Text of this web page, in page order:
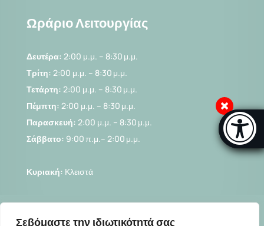
Μπάρα
Σεβόμαστε την ιδιωτικότητά σας
Ωράριο Λειτουργίας
Δευτέρα: 2:00 μ.μ. – 8:30 μ.μ.
Τρίτη: 2:00 μ.μ. – 8:30 μ.μ.
Τετάρτη: 2:00 μ.μ. – 8:30 μ.μ.
Πέμπτη: 2:00 μ.μ. – 8:30 μ.μ.
Παρασκευή: 2:00 μ.μ. – 8:30 μ.μ.
Σάββατο: 9:00 π.μ.– 2:00 μ.μ.
Κυριακή: Κλειστά
….